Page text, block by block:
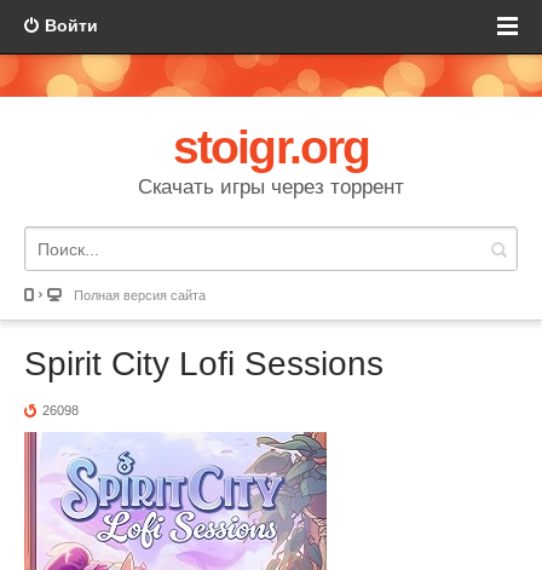
Войти
stoigr.org
Скачать игры через торрент
Полная версия сайта
Spirit City Lofi Sessions
26098